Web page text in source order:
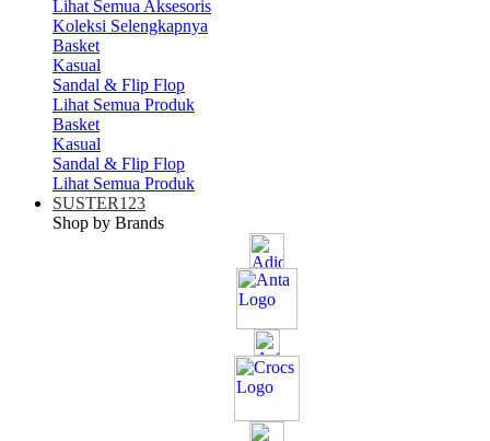
Lihat Semua Aksesoris
Koleksi Selengkapnya
Basket
Kasual
Sandal & Flip Flop
Lihat Semua Produk
Basket
Kasual
Sandal & Flip Flop
Lihat Semua Produk
SUSTER123
Shop by Brands